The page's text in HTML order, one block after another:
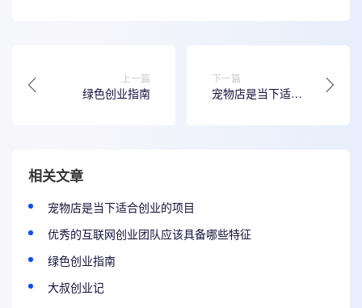
上一篇
绿色创业指南
下一篇
宠物店是当下适合
相关文章
宠物店是当下适合创业的项目
优秀的互联网创业团队应该具备哪些特征
绿色创业指南
大叔创业记